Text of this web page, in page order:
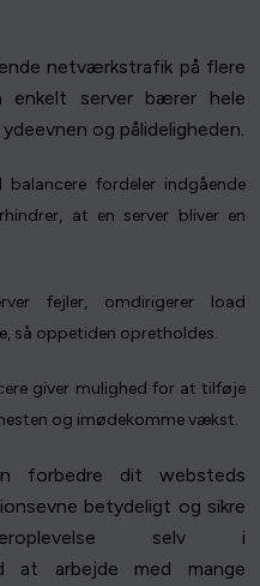
netværkstrafik på flere
enkelt server bærer hele
og pålideligheden.
balancere fordeler indgående
at en server bliver en
fejler, omdirigerer load
så oppetiden opretholdes.
giver mulighed for at tilføje
og imødekomme vækst.
forbedre dit websteds
betydeligt og sikre
selv i
at arbejde med mange